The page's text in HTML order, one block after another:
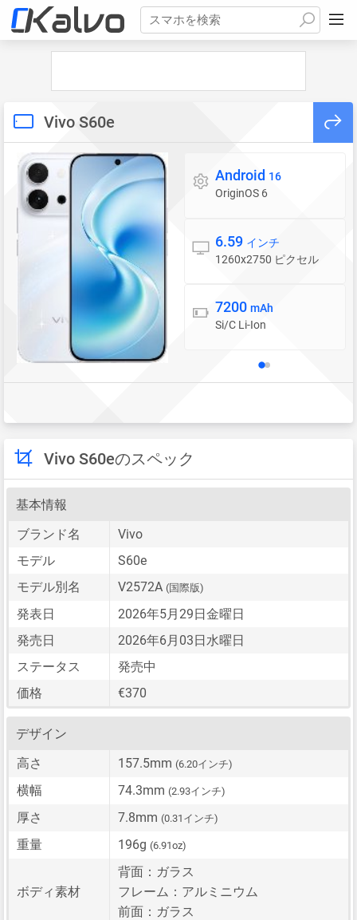
スマホを検索
Vivo S60e
OS
Android 16
OriginOS 6
ディスプレイ
6.59 インチ
1260x2750 ピクセル
バッテリー
7200 mAh
Si/C Li-Ion
Vivo S60eのスペック
基本情報
ブランド名
Vivo
モデル
S60e
モデル別名
V2572A (国際版)
発表日
2026年5月29日金曜日
発売日
2026年6月03日水曜日
ステータス
発売中
価格
€370
デザイン
高さ
157.5mm (6.20インチ)
横幅 74.3mm (2.93インチ)
厚さ 7.8mm (0.31インチ)
重量 196g (6.91oz)
ボディ素材
背面：ガラス
フレーム：アルミニウム
前面：ガラス